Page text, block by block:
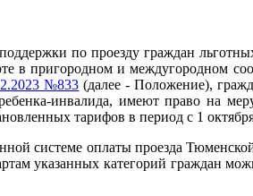
по проезду граждан
в пригородном и междугородном
№833 (далее - Положение),
инвалида, имеют право на
тарифов в период с 1
системе оплаты проезда
указанных категорий граждан